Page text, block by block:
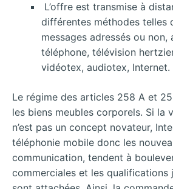
L’offre est transmise à
différentes méthodes telles
messages adressés ou non,
téléphone, télévision
vidéotex, audiotex, Internet.
Le régime des articles 258 A et
les biens meubles corporels. Si la
n’est pas un concept novateur,
téléphonie mobile donc les
communication, tendent à
commerciales et les qualifications